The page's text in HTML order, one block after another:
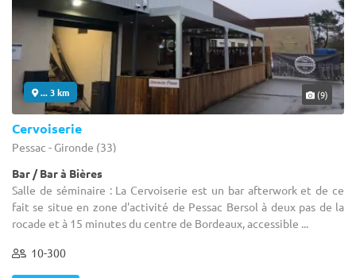
... 3 km (9)
Cervoiserie
Pessac - Gironde (33)
Bar / Bar à Bières
Salle de séminaire : La Cervoiserie est un bar afterwork et de ce
fait se situe en zone d'activité de Pessac Bersol à deux pas de la
rocade et à 15 minutes du centre de Bordeaux, accessible ...
10-300